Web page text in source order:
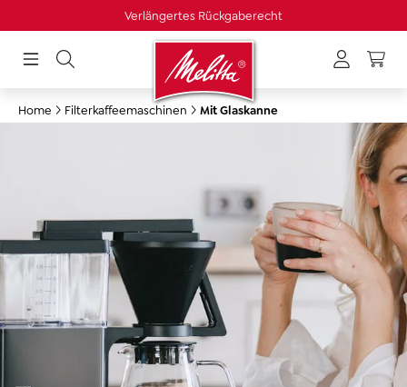
Verlängertes Rückgaberecht
Home Filterkaffeemaschinen Mit Glaskanne